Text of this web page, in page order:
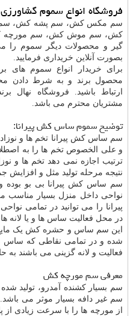
فروشگاه انواع سموم
سم مکس کش، سم پشه کش،
کش، سم موش کش، سم
گیر و محصولات دیگر سموم را می
بصورت آنلاین خریداری فرمایید.
برای خریدار انواع سموم های
محصول برند و به شرط دادن
مشتریان محترم می باشد.
توضیح سموم ساس کش پیرانا:
سم ساس کش پیرانا تخم ها و
و علی الخصوص تخم ها را به
ترتیب اجازه نمی دهد تخم ها و
نتیجه مرحله تولید مثل و افزایش
سم ساس کش پیرانا بی بو بوده
نواحی داخل منزل بسیار مناسب
پیرانا را می توانید در تمامی
در محل فعالیت ساس ها و یا لانه
این سم ساس و حشره کش یک مایع
شده و در تمامی نقاطی که ساس
فعالیت و لانه گزینی می باشند
معرفی سم مورچه کش
سم بسیار کشنده آمدرو،
سم غیر دافه بسیار موثر می
از مورچه ها را با سرعت زیادی از